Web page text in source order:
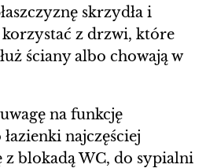
skrzydła i
z drzwi, które
ściany albo chowają w
na funkcję
najczęściej
z blokadą WC, do sypialni